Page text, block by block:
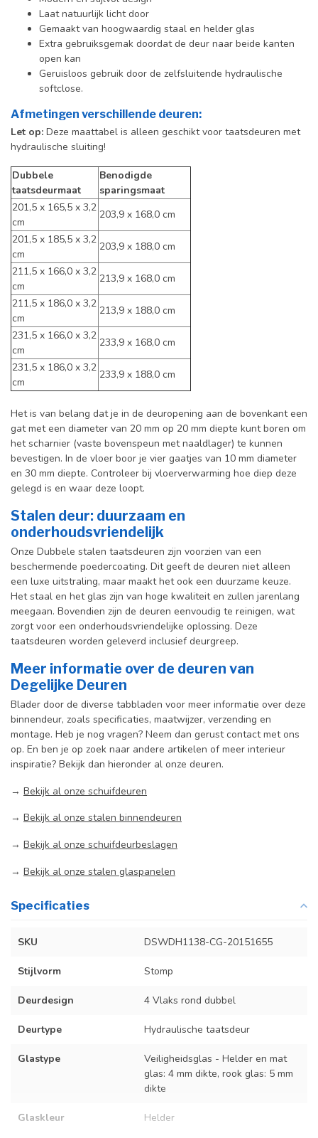
Laat natuurlijk licht door
Gemaakt van hoogwaardig staal en helder glas
Extra gebruiksgemak doordat de deur naar beide kanten
open kan
Geruisloos gebruik door de zelfsluitende hydraulische
softclose.
Afmetingen verschillende deuren:
Let op: Deze maattabel is alleen geschikt voor taatsdeuren met
hydraulische sluiting!
Dubbele
taatsdeurmaat
Benodigde
sparingsmaat
201,5 x 165,5 x 3,2
cm
203,9 x 168,0 cm
201,5 x 185,5 x 3,2
cm
203,9 x 188,0 cm
211,5 x 166,0 x 3,2
cm
213,9 x 168,0 cm
211,5 x 186,0 x 3,2
cm
213,9 x 188,0 cm
231,5 x 166,0 x 3,2
cm
233,9 x 168,0 cm
231,5 x 186,0 x 3,2
cm
233,9 x 188,0 cm
Het is van belang dat je in de deuropening aan de bovenkant een
gat met een diameter van 20 mm op 20 mm diepte kunt boren om
het scharnier (vaste bovenspeun met naaldlager) te kunnen
bevestigen. In de vloer boor je vier gaatjes van 10 mm diameter
en 30 mm diepte. Controleer bij vloerverwarming hoe diep deze
gelegd is en waar deze loopt.
Stalen deur: duurzaam en
onderhoudsvriendelijk
Onze Dubbele stalen taatsdeuren zijn voorzien van een
beschermende poedercoating. Dit geeft de deuren niet alleen
een luxe uitstraling, maar maakt het ook een duurzame keuze.
Het staal en het glas zijn van hoge kwaliteit en zullen jarenlang
meegaan. Bovendien zijn de deuren eenvoudig te reinigen, wat
zorgt voor een onderhoudsvriendelijke oplossing. Deze
taatsdeuren worden geleverd inclusief deurgreep.
Meer informatie over de deuren van
Degelijke Deuren
Blader door de diverse tabbladen voor meer informatie over deze
binnendeur, zoals specificaties, maatwijzer, verzending en
montage. Heb je nog vragen? Neem dan gerust contact met ons
op. En ben je op zoek naar andere artikelen of meer interieur
inspiratie? Bekijk dan hieronder al onze deuren.
→ Bekijk al onze schuifdeuren
→ Bekijk al onze stalen binnendeuren
→ Bekijk al onze schuifdeurbeslagen
→ Bekijk al onze stalen glaspanelen
Specificaties
SKU DSWDH1138-CG-20151655
Stijlvorm Stomp
Deurdesign 4 Vlaks rond dubbel
Deurtype Hydraulische taatsdeur
Glastype
Veiligheidsglas - Helder en mat
glas: 4 mm dikte, rook glas: 5 mm
dikte
Glaskleur Helder